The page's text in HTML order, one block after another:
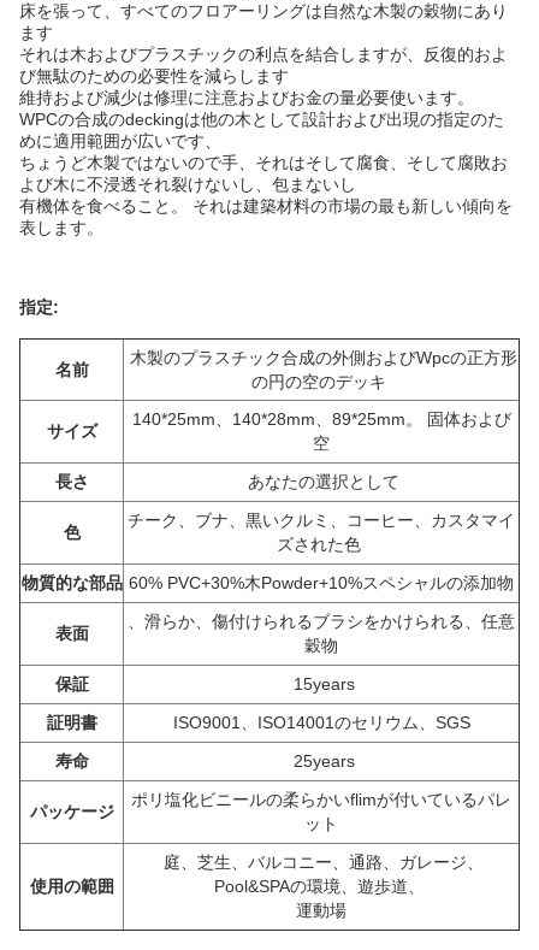
床を張って、すべてのフロアーリングは自然な木製の穀物にあり
ます
それは木およびプラスチックの利点を結合しますが、反復的およ
び無駄のための必要性を減らします
維持および減少は修理に注意およびお金の量必要使います。
WPCの合成のdeckingは他の木として設計および出現の指定のた
めに適用範囲が広いです、
ちょうど木製ではないので手、それはそして腐食、そして腐敗お
よび木に不浸透それ裂けないし、包まないし
有機体を食べること。 それは建築材料の市場の最も新しい傾向を
表します。
指定:
名前
木製のプラスチック合成の外側およびWpcの正方形
の円の空のデッキ
サイズ
140*25mm、140*28mm、89*25mm。 固体および
空
長さ
あなたの選択として
色
チーク、ブナ、黒いクルミ、コーヒー、カスタマイ
ズされた色
物質的な部品 60% PVC+30%木Powder+10%スペシャルの添加物
表面
、滑らか、傷付けられるブラシをかけられる、任意
穀物
保証
15years
証明書
ISO9001、ISO14001のセリウム、SGS
寿命
25years
パッケージ
ポリ塩化ビニールの柔らかいflimが付いているパレ
ット
使用の範囲
庭、芝生、バルコニー、通路、ガレージ、
Pool&SPAの環境、遊歩道、
運動場